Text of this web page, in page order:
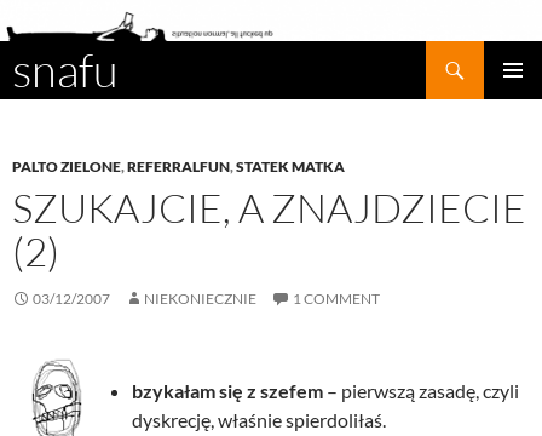
snafu
SKIP
PALTO ZIELONE,REFERRALFUN,STATEK MATKA
SZUKAJCIE, A ZNAJDZIECIE
(2)
03/12/2007 NIEKONIECZNIE 1 COMMENT
bzykałam się z szefem – pierwszą zasadę, czyli
dyskrecję, właśnie spierdoliłaś.